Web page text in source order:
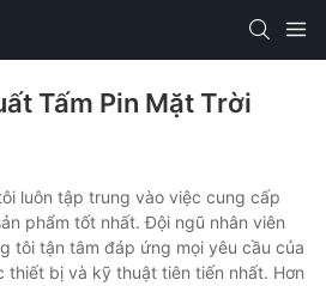
Tấm Pin Mặt Trời
luôn tập trung vào việc cung cấp
phẩm tốt nhất. Đội ngũ nhân viên
tôi tận tâm đáp ứng mọi yêu cầu của
thiết bị và kỹ thuật tiên tiến nhất. Hơn